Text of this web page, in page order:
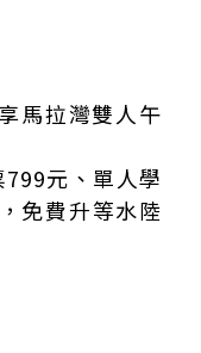
馬拉灣雙人午
元、單人學
免費升等水陸